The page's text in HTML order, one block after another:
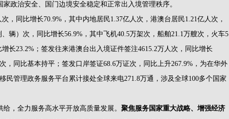
政治安全、国门边境安全稳定和正常出入境管理秩序。
同比增长70.9%，其中内地居民1.37亿人次，港澳台居民1.21亿人次，
辆）次，同比增长56.9%，其中飞机40.5万架次，船舶21.1万艘次，火车5
长23.2%；签发往来港澳台出入境证件签注4615.2万人次，同比增长
，同比基本持平；签发口岸签证68.6万证次，同比上升267.9%，为在华外
民管理政务服务平台累计接处全球来电271.8万通，涉及全球100多个国家
，全力服务高水平开放高质量发展。 聚焦服务国家重大战略、增强经济